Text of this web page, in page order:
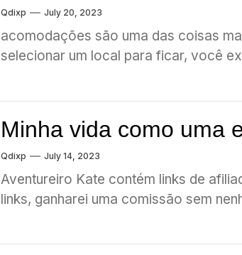
Qdixp July 20, 2023
acomodações são uma das coisas
selecionar um local para ficar, você
Minha vida como uma
Qdixp July 14, 2023
Aventureiro Kate contém links de
links, ganharei uma comissão sem